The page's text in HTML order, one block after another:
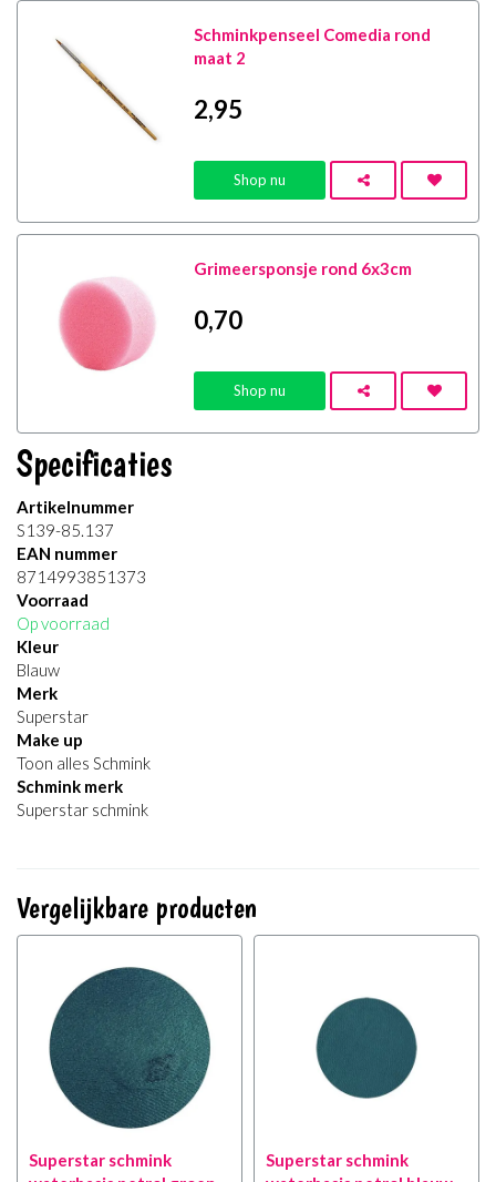
Schminkpenseel Comedia rond
maat 2
2,95
Shop nu
Grimeersponsje rond 6x3cm
0,70
Shop nu
Specificaties
Artikelnummer
S139-85.137
EAN nummer
8714993851373
Voorraad
Op voorraad
Kleur
Blauw
Merk
Superstar
Make up
Toon alles Schmink
Schmink merk
Superstar schmink
Vergelijkbare producten
Superstar schmink
Superstar schmink